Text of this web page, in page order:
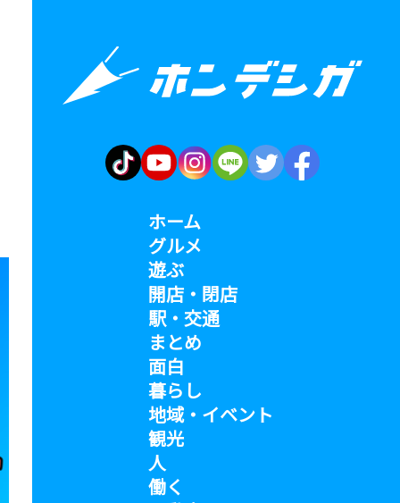
ホーム
グルメ
遊ぶ
開店・閉店
駅・交通
まとめ
面白
暮らし
地域・イベント
観光
人
働く